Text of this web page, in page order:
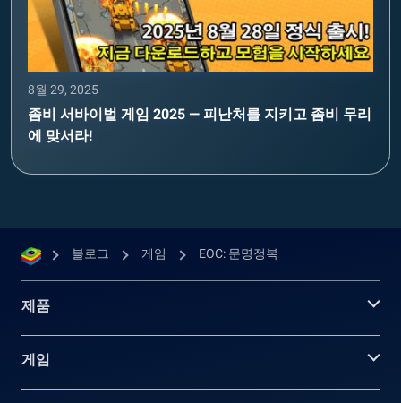
8월 29, 2025
좀비 서바이벌 게임 2025 — 피난처를 지키고 좀비 무리
에 맞서라!
블로그 게임 EOC: 문명정복
제품
게임